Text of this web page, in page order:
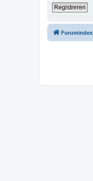
Registreren
Forumindex